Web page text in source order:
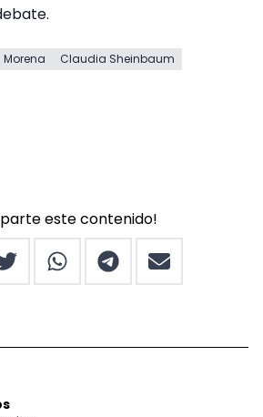
Morena Claudia Sheinbaum
este contenido!